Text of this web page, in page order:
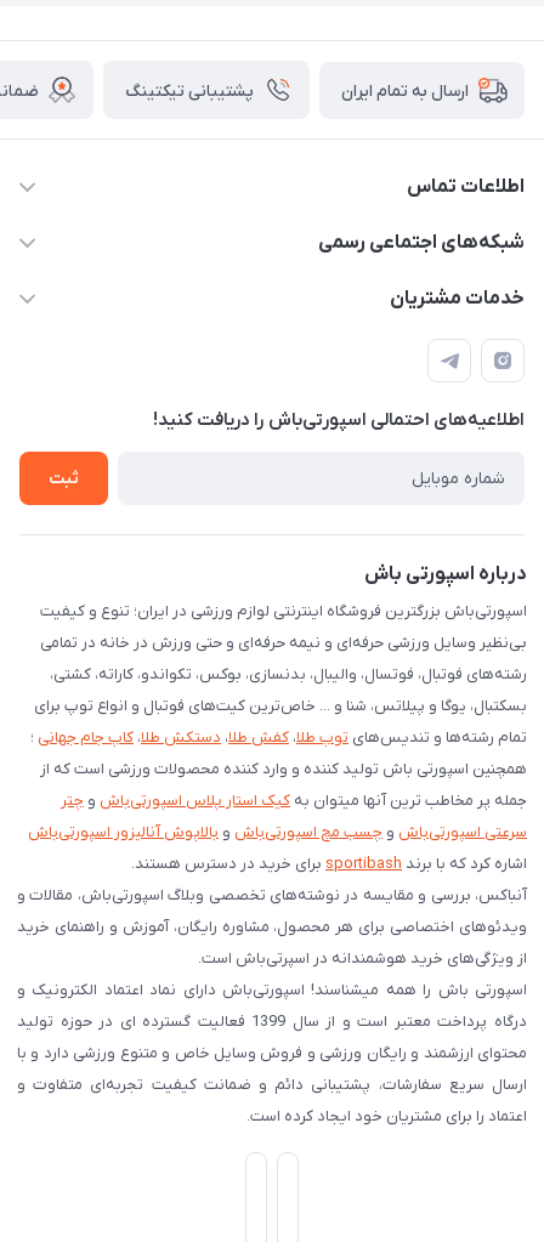
ارسال به تمام ایران پشتیبانی تیکتینگ
اطلاعات تماس
15 13 222 0900
شبکه‌های اجتماعی رسمی
کانال آپارات
خدمات مشتریان
درخواست پشتیبانی جدید
مشاهده لیست تیکت‌ها
لیست کد رهگیری پستی
شرایط بازگردانی کالا
اطلاعیه‌های احتمالی اسپورتی‌باش را دریافت کنید!
ثبت
درباره اسپورتی باش
اسپورتی‌باش بزرگترین فروشگاه اینترنتی لوازم ورزشی در ایران؛ تنوع و کیفیت
بی‌نظیر وسایل ورزشی حرفه‌ای و نیمه حرفه‌ای و حتی ورزش در خانه در تمامی
رشته‌های فوتبال، فوتسال، والیبال، بدنسازی، بوکس، تکواندو، کاراته، کشتی،
بسکتبال، یوگا و پیلاتس، شنا و ... خاص‌ترین کیت‌های فوتبال و انواع توپ برای
تمام رشته‌ها و تندیس‌های توپ طلا، کفش طلا، دستکش طلا، کاپ جام جهانی ؛
همچنین اسپورتی باش تولید کننده و وارد کننده محصولات ورزشی است که از
جمله پر مخاطب ترین آنها میتوان به کیک استار پلاس اسپورتی‌باش و چتر
سرعتی اسپورتی‌باش و چسب مچ اسپورتی‌باش و بالاپوش آنالیزور اسپورتی‌باش
اشاره کرد که با برند sportibash برای خرید در دسترس هستند.
آنباکس، بررسی‌ و مقایسه در نوشته‌های تخصصی وبلاگ اسپورتی‌باش، مقالات و
ویدئوهای اختصاصی برای هر محصول، مشاوره رایگان، آموزش و راهنمای خرید
از ویژگی‌های خرید هوشمندانه در اسپرتی‌باش است.
اسپورتی‌ باش را همه میشناسند! اسپورتی‌باش دارای نماد اعتماد الکترونیک و
درگاه پرداخت معتبر است و از سال 1399 فعالیت گسترده ای در حوزه تولید
محتوای ارزشمند و رایگان ورزشی و فروش وسایل خاص و متنوع ورزشی دارد و با
ارسال سریع سفارشات، پشتیبانی دائم و ضمانت کیفیت تجربه‌ای متفاوت و
اعتماد را برای مشتریان خود ایجاد کرده است.